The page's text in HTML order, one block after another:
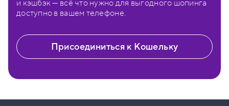
и кэшбэк — всё что нужно для выгодного шопинга
доступно в вашем телефоне.
Присоединиться к Кошельку